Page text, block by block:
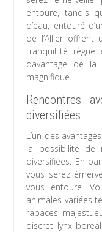
entoure, tandis
d’eau, entouré
de l’Allier offrent
tranquillité
davantage de la
magnifique.
Rencontres
diversifiées.
L’un des
la possibilité de
diversifiées. En
vous serez
vous entoure.
animales variées
rapaces
discret lynx